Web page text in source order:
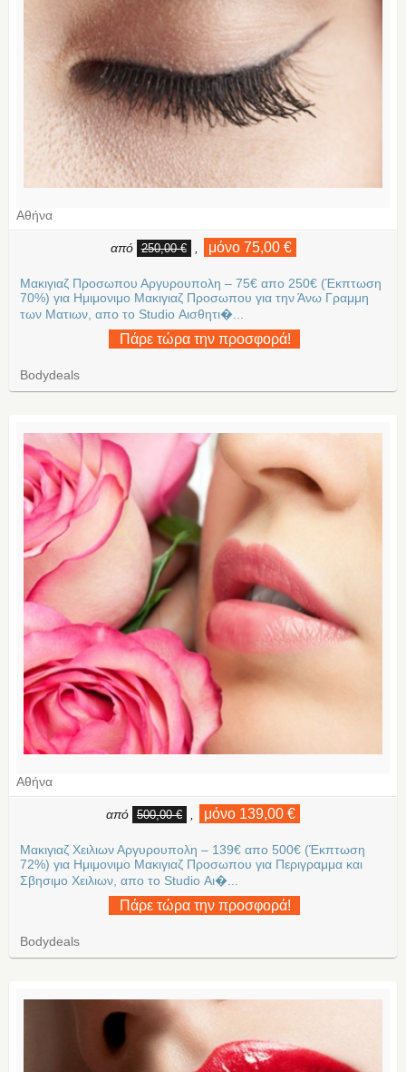
Αθήνα
από 250,00 € μόνο 75,00 €
Μακιγιαζ Προσωπου Αργυρουπολη – 75€ απο 250€ (Έκπτωση
70%) για Ημιμονιμο Μακιγιαζ Προσωπου για την Άνω Γραμμη
των Ματιων, απο το Studio Αισθητι�...
Πάρε τώρα την προσφορά!
Bodydeals
Αθήνα
από 500,00 € μόνο 139,00 €
Μακιγιαζ Χειλιων Αργυρουπολη – 139€ απο 500€ (Έκπτωση
72%) για Ημιμονιμο Μακιγιαζ Προσωπου για Περιγραμμα και
Σβησιμο Χειλιων, απο το Studio Αι�...
Πάρε τώρα την προσφορά!
Bodydeals